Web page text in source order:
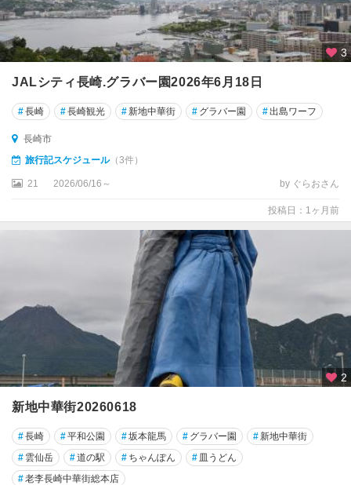
3
JALシティ長崎.グラバー園2026年6月18日
#長崎 #長崎観光 #新地中華街 # グラバー園 #出島ワーフ
長崎市
旅行記スケジュール（3件）
21 2026/06/16～ by ぐらおさん
投稿日：1ヶ月前
2
新地中華街20260618
#長崎 #平和公園 #坂本龍馬 # グラバー園 #新地中華街
# 雲仙岳 #道の駅 # ちゃんぽん # 皿うどん
#老李長崎中華街総本店